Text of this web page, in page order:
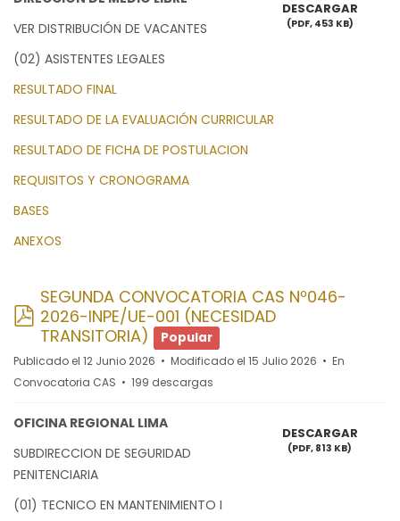
DESCARGAR
(PDF, 453 KB)
VER DISTRIBUCIÓN DE VACANTES
(02) ASISTENTES LEGALES
RESULTADO FINAL
RESULTADO DE LA EVALUACIÓN CURRICULAR
RESULTADO DE FICHA DE POSTULACION
REQUISITOS Y CRONOGRAMA
BASES
ANEXOS
pdf
SEGUNDA CONVOCATORIA CAS Nº046-
2026-INPE/UE-001 (NECESIDAD
TRANSITORIA)
Popular
Publicado el 12 Junio 2026 Modificado el 15 Julio 2026
En
Convocatoria CAS
199 descargas
DESCARGAR
(PDF, 813 KB)
OFICINA REGIONAL LIMA
SUBDIRECCION DE SEGURIDAD
PENITENCIARIA
(01) TECNICO EN MANTENIMIENTO I